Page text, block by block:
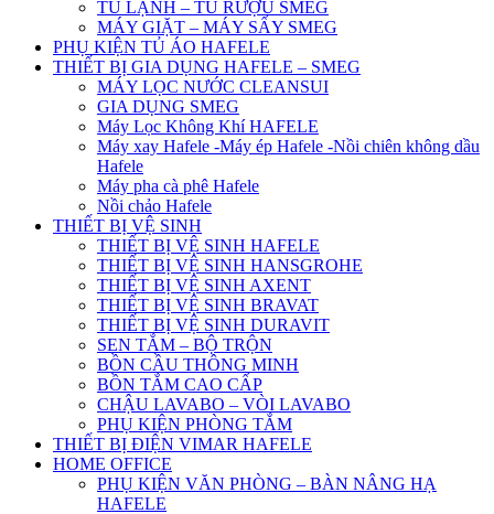
TỦ LẠNH – TỦ RƯỢU SMEG
MÁY GIẶT – MÁY SẤY SMEG
PHỤ KIỆN TỦ ÁO HAFELE
THIẾT BỊ GIA DỤNG HAFELE – SMEG
MÁY LỌC NƯỚC CLEANSUI
GIA DỤNG SMEG
Máy Lọc Không Khí HAFELE
Máy xay Hafele -Máy ép Hafele -Nồi chiên không dầu
Hafele
Máy pha cà phê Hafele
Nồi chảo Hafele
THIẾT BỊ VỆ SINH
THIẾT BỊ VỆ SINH HAFELE
THIẾT BỊ VỆ SINH HANSGROHE
THIẾT BỊ VỆ SINH AXENT
THIẾT BỊ VỆ SINH BRAVAT
THIẾT BỊ VỆ SINH DURAVIT
SEN TẮM – BỘ TRỘN
BỒN CẦU THÔNG MINH
BỒN TẮM CAO CẤP
CHẬU LAVABO – VÒI LAVABO
PHỤ KIỆN PHÒNG TẮM
THIẾT BỊ ĐIỆN VIMAR HAFELE
HOME OFFICE
PHỤ KIỆN VĂN PHÒNG – BÀN NÂNG HẠ
HAFELE